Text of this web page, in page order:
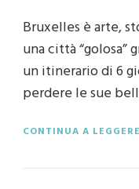
Bruxelles è arte,
una città “golosa”
un itinerario di 6
perdere le sue
CONTINUA A LEGGERE